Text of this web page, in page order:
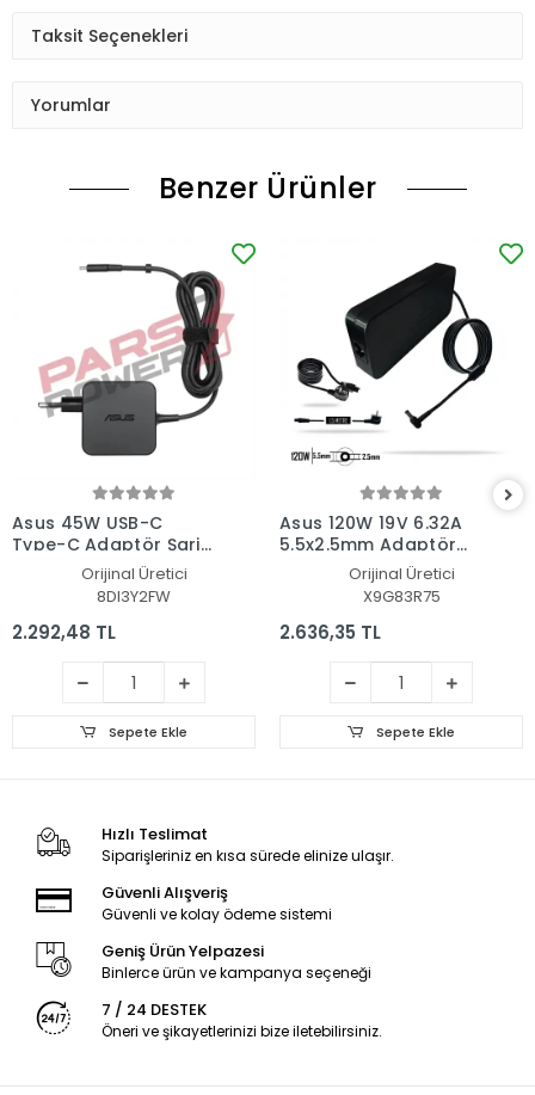
Taksit Seçenekleri
Yorumlar
Benzer Ürünler
Asus 45W USB-C
Type-C Adaptör Şarj
Aleti-CihazıOrijinal Üretici
8DI3Y2FW
2.292,48 TL
Sepete Ekle
Asus 120W 19V 6.32A
5.5x2.5mm Adaptör
Şarj Aleti-Cihazı
Orijinal Üretici
X9G83R75
2.636,35 TL
Sepete Ekle
Hızlı Teslimat
Siparişleriniz en kısa sürede elinize ulaşır.
Güvenli Alışveriş
Güvenli ve kolay ödeme sistemi
Geniş Ürün Yelpazesi
Binlerce ürün ve kampanya seçeneği
7 / 24 DESTEK
Öneri ve şikayetlerinizi bize iletebilirsiniz.